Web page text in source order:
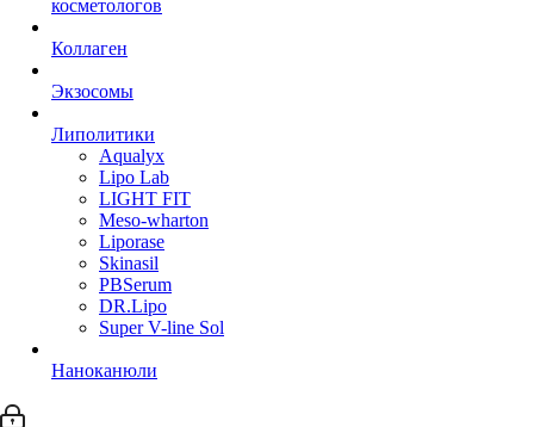
косметологов
Коллаген
Экзосомы
Липолитики
Aqualyx
Lipo Lab
LIGHT FIT
Meso-wharton
Liporase
Skinasil
PBSerum
DR.Lipo
Super V-line Sol
Наноканюли